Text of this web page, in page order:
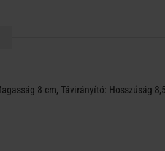
8 cm, Távirányító: Hosszúság